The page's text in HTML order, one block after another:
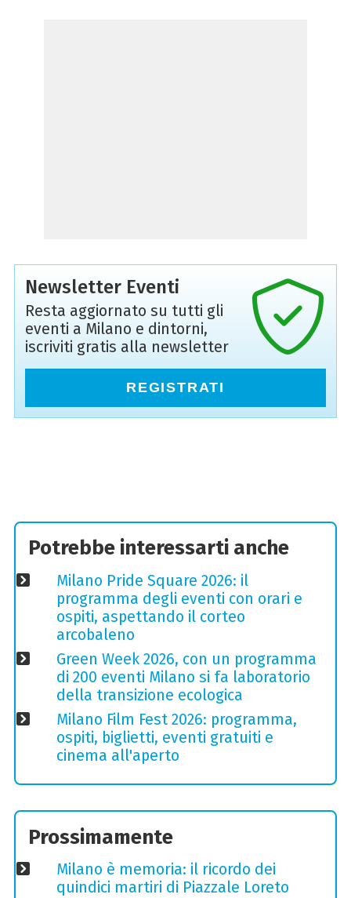
Newsletter Eventi
Resta aggiornato su tutti gli
eventi a Milano e dintorni,
iscriviti gratis alla newsletter
REGISTRATI
Potrebbe interessarti anche
Milano Pride Square 2026: il
programma degli eventi con orari e
ospiti, aspettando il corteo
arcobaleno
Green Week 2026, con un programma
di 200 eventi Milano si fa laboratorio
della transizione ecologica
Milano Film Fest 2026: programma,
ospiti, biglietti, eventi gratuiti e
cinema all'aperto
Prossimamente
Milano è memoria: il ricordo dei
quindici martiri di Piazzale Loreto